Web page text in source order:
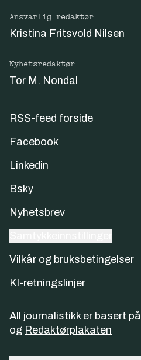
Ansvarlig redaktør
Kristina Fritsvold Nilsen
Nyhetsredaktør
Tor M. Nondal
RSS-feed forside
Facebook
Linkedin
Bsky
Nyhetsbrev
Vilkår og bruksbetingelser
KI-retningslinjer
All journalistikk er basert på
og Redaktørplakaten